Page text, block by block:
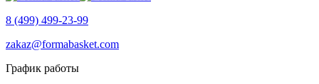
8 (499) 499-23-99
zakaz@formabasket.com
График работы